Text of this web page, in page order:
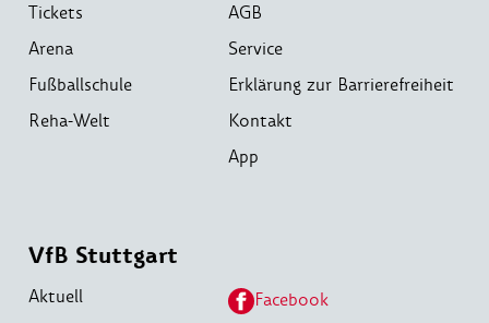
Tickets
Arena
Fußballschule
Reha-Welt
AGB
Service
Erklärung zur Barrierefreiheit
Kontakt
App
VfB Stuttgart
Aktuell
Facebook